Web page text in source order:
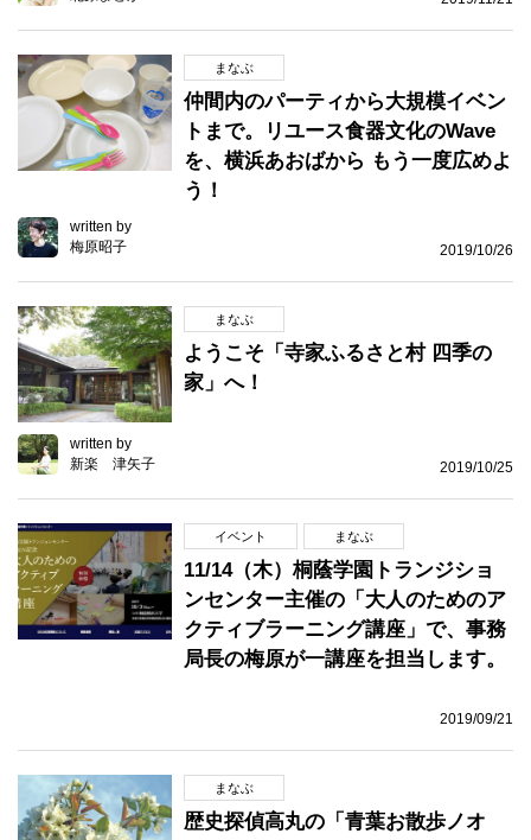
まなぶ
仲間内のパーティから大規模イベン
トまで。リユース食器文化のWave
を、横浜あおばから もう一度広めよ
う！
written by
梅原昭子
2019/10/26
まなぶ
ようこそ「寺家ふるさと村 四季の
家」へ！
written by
新楽 津矢子
2019/10/25
イベント まなぶ
11/14（木）桐蔭学園トランジショ
ンセンター主催の「大人のためのア
クティブラーニング講座」で、事務
局長の梅原が一講座を担当します。
2019/09/21
まなぶ
歴史探偵高丸の「青葉お散歩ノオ